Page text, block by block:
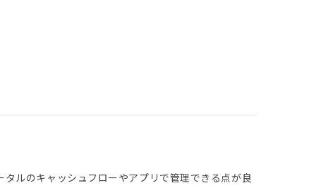
ルのキャッシュフローやアプリで管理できる点が良